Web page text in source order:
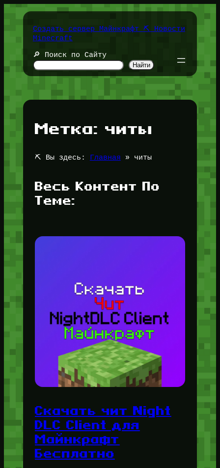
Перейти
содержимомуСоздать сервер Майнкрафт ⛏️ Новости
Minecraft
🔎 Поиск по Сайту
Найти
Метка: читы
⛏️ Вы здесь: Главная » читы
Весь Контент По
Теме:
Скачать чит Night
DLC Client для
Майнкрафт
Бесплатно